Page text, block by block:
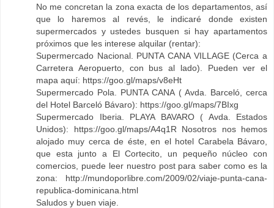
No me concretan la zona exacta de los departamentos, así
que lo haremos al revés, le indicaré donde existen
supermercados y ustedes busquen si hay apartamentos
próximos que les interese alquilar (rentar):
Supermercado Nacional. PUNTA CANA VILLAGE (Cerca a
Carretera Aeropuerto, con bus al lado). Pueden ver el
mapa aquí: https://goo.gl/maps/v8eHt
Supermercado Pola. PUNTA CANA ( Avda. Barceló, cerca
del Hotel Barceló Bávaro): https://goo.gl/maps/7BIxg
Supermercado Iberia. PLAYA BAVARO ( Avda. Estados
Unidos): https://goo.gl/maps/A4q1R Nosotros nos hemos
alojado muy cerca de éste, en el hotel Carabela Bávaro,
que esta junto a El Cortecito, un pequeño núcleo con
comercios, puede leer nuestro post para saber como es la
zona: http://mundoporlibre.com/2009/02/viaje-punta-cana-
republica-dominicana.html
Saludos y buen viaje.